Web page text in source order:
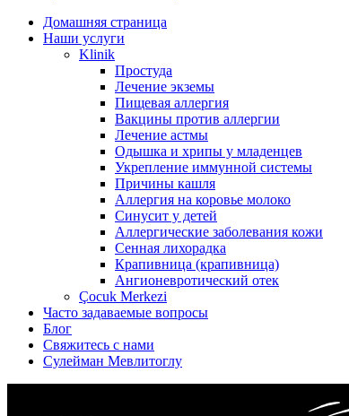
Домашняя страница
Наши услуги
Klinik
Простуда
Лечение экземы
Пищевая аллергия
Вакцины против аллергии
Лечение астмы
Одышка и хрипы у младенцев
Укрепление иммунной системы
Причины кашля
Аллергия на коровье молоко
Синусит у детей
Аллергические заболевания кожи
Сенная лихорадка
Крапивница (крапивница)
Ангионевротический отек
Çocuk Merkezi
Часто задаваемые вопросы
Блог
Свяжитесь с нами
Сулейман Мевлитоглу